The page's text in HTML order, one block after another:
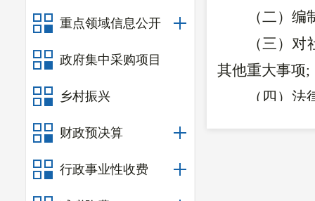
重点领域信息公开
政府集中采购项目
乡村振兴
财政预决算
行政事业性收费
（二） 编
（三）对
其他重大事项;
（ 四 ） 法